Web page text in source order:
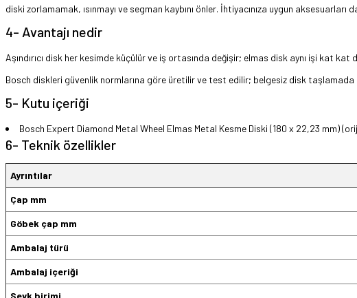
diski zorlamamak, ısınmayı ve segman kaybını önler. İhtiyacınıza uygun
4- Avantajı nedir
Aşındırıcı disk her kesimde küçülür ve iş ortasında değişir; elmas disk aynı işi kat
Bosch diskleri güvenlik normlarına göre üretilir ve test edilir; belgesiz disk taşlamada
5- Kutu içeriği
Bosch Expert Diamond Metal Wheel Elmas Metal Kesme Diski (180 x 22,23 mm)
6- Teknik özellikler
Ayrıntılar
Çap mm
Göbek çap mm
Ambalaj türü
Ambalaj içeriği
Sevk birimi